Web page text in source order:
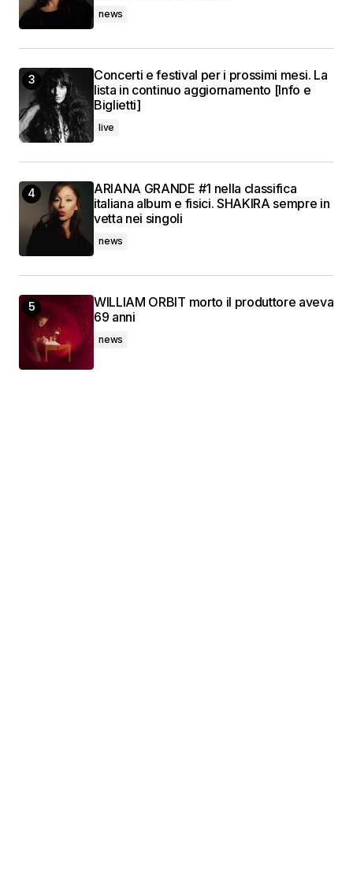
news
Concerti e festival per i prossimi mesi. La
lista in continuo aggiornamento [Info e
Biglietti]
live
ARIANA GRANDE #1 nella classifica
italiana album e fisici. SHAKIRA sempre in
vetta nei singoli
news
WILLIAM ORBIT morto il produttore aveva
69 anni
news